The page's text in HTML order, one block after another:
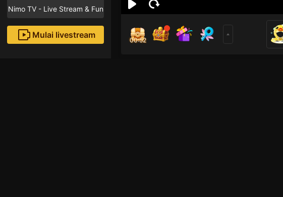
Nimo TV - Live Stream & Fun
Mulai livestream
00:52